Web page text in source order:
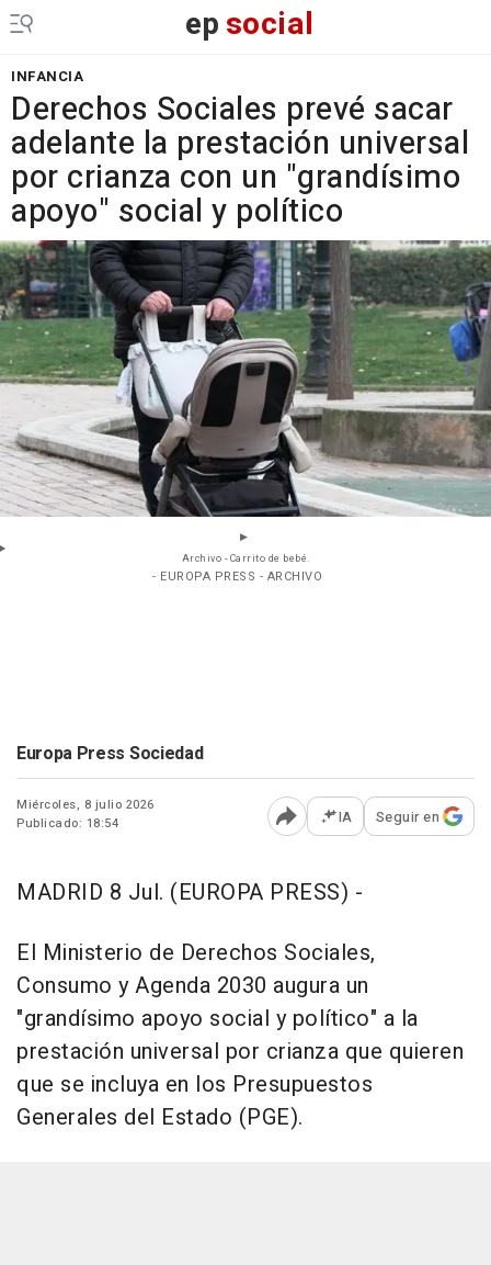
epsocial
INFANCIA
Derechos Sociales prevé sacar
adelante la prestación universal
por crianza con un "grandísimo
apoyo" social y político
Archivo - Carrito de bebé.
- EUROPA PRESS - ARCHIVO
Europa Press Sociedad
Miércoles, 8 julio 2026
Publicado: 18:54
Abrir opciones para
IA Seguir en
MADRID 8 Jul. (EUROPA PRESS) -
El Ministerio de Derechos Sociales,
Consumo y Agenda 2030 augura un
"grandísimo apoyo social y político" a la
prestación universal por crianza que quieren
que se incluya en los Presupuestos
Generales del Estado (PGE).